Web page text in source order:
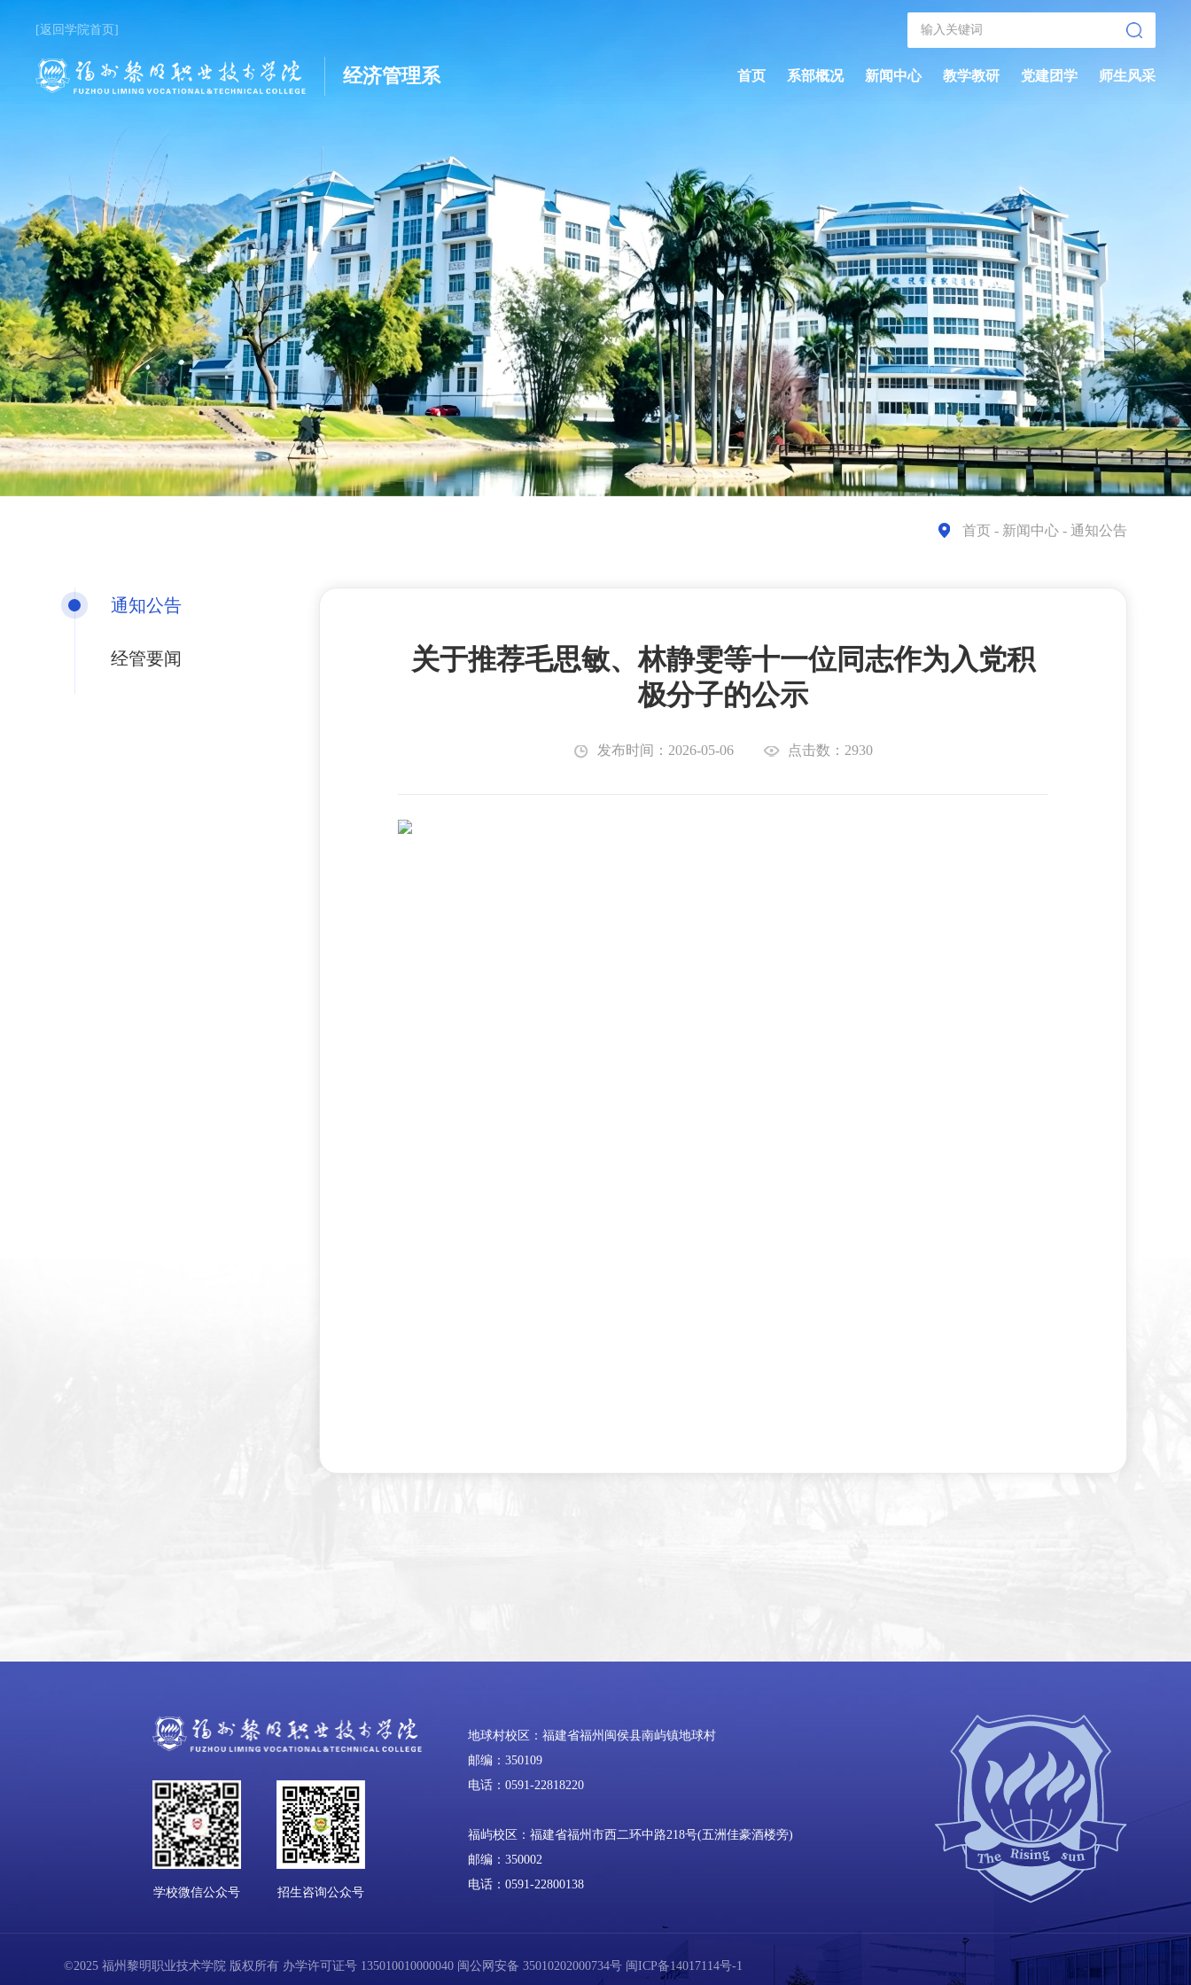
[返回学院首页]
经济管理系 首页 系部概况 新闻中心 教学教研 党建团学 师生风采
首页 - 新闻中心 - 通知公告
通知公告
经管要闻
关于推荐毛思敏、林静雯等十一位同志作为入党积
极分子的公示
发布时间：2026-05-06 点击数：2930
学校微信公众号 招生咨询公众号
地球村校区：福建省福州闽侯县南屿镇地球村
邮编：350109
电话：0591-22818220
福屿校区：福建省福州市西二环中路218号(五洲佳豪酒楼旁)
邮编：350002
电话：0591-22800138
©2025 福州黎明职业技术学院 版权所有 办学许可证号 135010010000040 闽公网安备 35010202000734号 闽ICP备14017114号-1